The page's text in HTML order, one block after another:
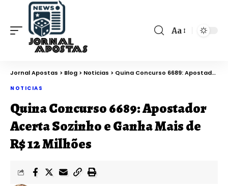
Aa
Jornal Apostas > Blog > Noticias > Quina Concurso 6689: Apostador Acerta Sozinho e Ganha Mais de R$ 12 Milhões
NOTICIAS
Quina Concurso 6689: Apostador
Acerta Sozinho e Ganha Mais de
R$ 12 Milhões